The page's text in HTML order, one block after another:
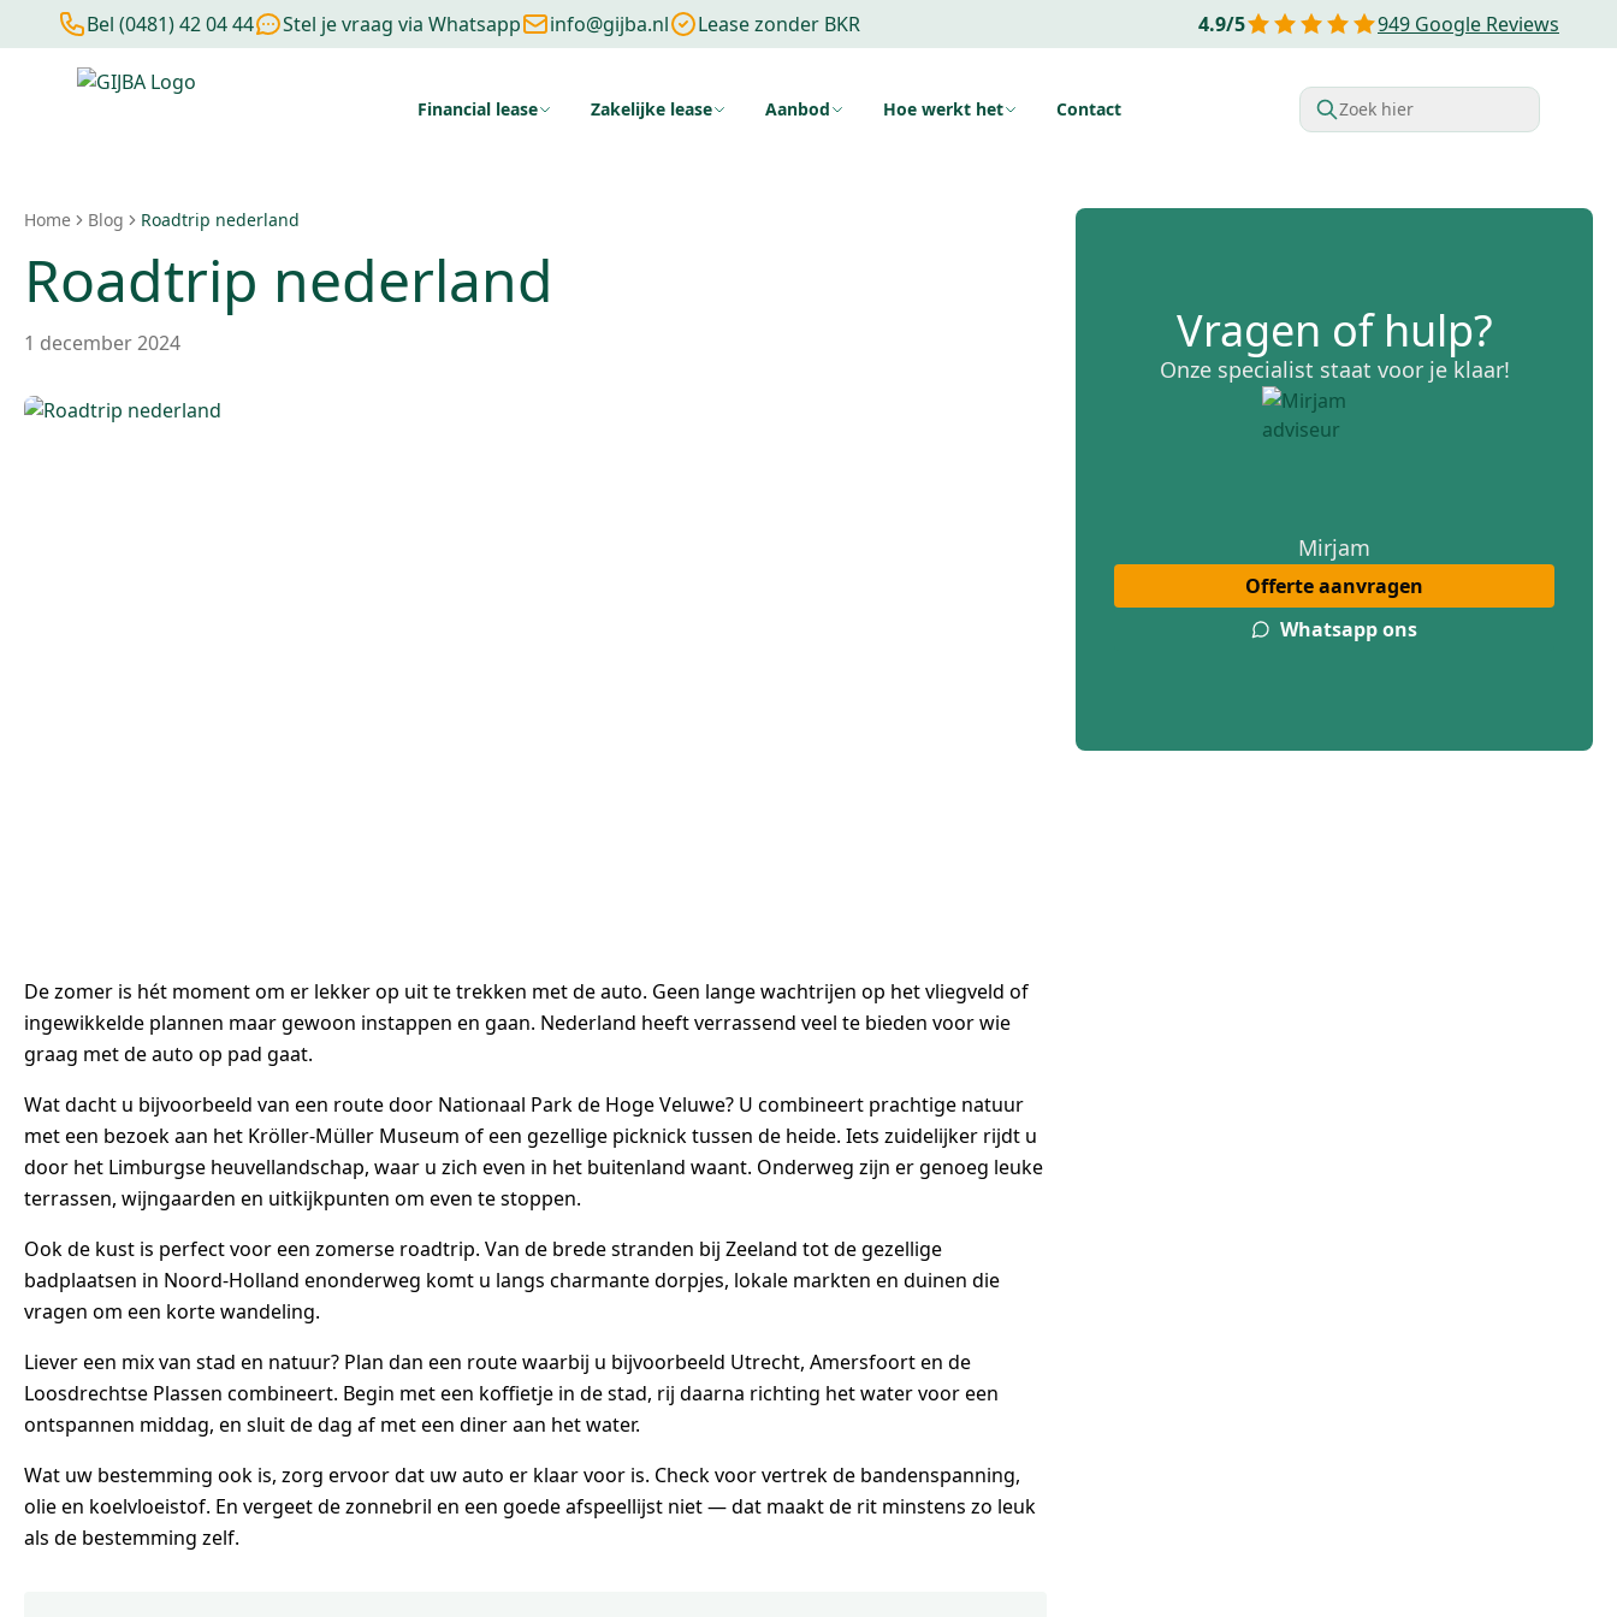
Bel (0481) 42 04 44 Stel je vraag via Whatsapp info@gijba.nl Lease zonder BKR 4.9/5 949 Google Reviews
Financial lease Zakelijke lease Aanbod Hoe werkt het Contact Zoek hier
Home Blog Roadtrip nederland
Roadtrip nederland
1 december 2024
De zomer is hét moment om er lekker op uit te trekken met de auto. Geen lange wachtrijen op het vliegveld of
ingewikkelde plannen maar gewoon instappen en gaan. Nederland heeft verrassend veel te bieden voor wie
graag met de auto op pad gaat.
Wat dacht u bijvoorbeeld van een route door Nationaal Park de Hoge Veluwe? U combineert prachtige natuur
met een bezoek aan het Kröller-Müller Museum of een gezellige picknick tussen de heide. Iets zuidelijker rijdt u
door het Limburgse heuvellandschap, waar u zich even in het buitenland waant. Onderweg zijn er genoeg leuke
terrassen, wijngaarden en uitkijkpunten om even te stoppen.
Ook de kust is perfect voor een zomerse roadtrip. Van de brede stranden bij Zeeland tot de gezellige
badplaatsen in Noord-Holland enonderweg komt u langs charmante dorpjes, lokale markten en duinen die
vragen om een korte wandeling.
Liever een mix van stad en natuur? Plan dan een route waarbij u bijvoorbeeld Utrecht, Amersfoort en de
Loosdrechtse Plassen combineert. Begin met een koffietje in de stad, rij daarna richting het water voor een
ontspannen middag, en sluit de dag af met een diner aan het water.
Wat uw bestemming ook is, zorg ervoor dat uw auto er klaar voor is. Check voor vertrek de bandenspanning,
olie en koelvloeistof. En vergeet de zonnebril en een goede afspeellijst niet — dat maakt de rit minstens zo leuk
als de bestemming zelf.
Vragen of hulp?
Onze specialist staat voor je klaar!
Mirjam
Offerte aanvragen
Whatsapp ons